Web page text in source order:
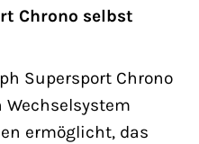
Chrono selbst
Supersport Chrono
ermöglicht, das